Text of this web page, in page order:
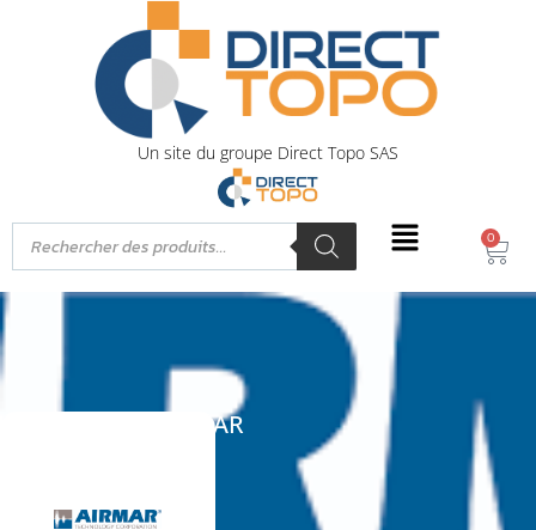
Un site du groupe Direct Topo SAS
0
AIRMAR